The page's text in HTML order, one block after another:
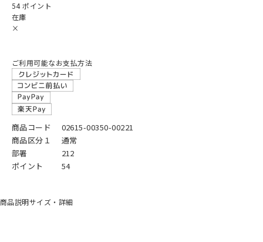
54 ポイント
在庫
×
ご利用可能なお支払方法
商品コード
02615-00350-00221
商品区分１
通常
部署
212
ポイント
54
商品説明サイズ・詳細